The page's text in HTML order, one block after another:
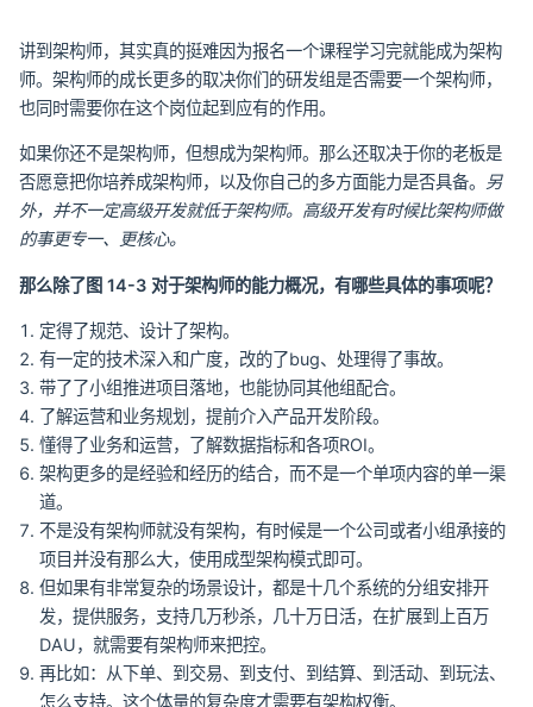
讲到架构师，其实真的挺难因为报名一个课程学习完就能成为架构
师。架构师的成长更多的取决你们的研发组是否需要一个架构师，
也同时需要你在这个岗位起到应有的作用。
如果你还不是架构师，但想成为架构师。那么还取决于你的老板是
否愿意把你培养成架构师，以及你自己的多方面能力是否具备。
另
外，并不一定高级开发就低于架构师。高级开发有时候比架构师做
的事更专一、更核心。
那么除了图 14-3 对于架构师的能力概况，有哪些具体的事项呢？
定得了规范、设计了架构。
有一定的技术深入和广度，改的了bug、处理得了事故。
带了了小组推进项目落地，也能协同其他组配合。
了解运营和业务规划，提前介入产品开发阶段。
懂得了业务和运营，了解数据指标和各项ROI。
架构更多的是经验和经历的结合，而不是一个单项内容的单一渠
道。
不是没有架构师就没有架构，有时候是一个公司或者小组承接的
项目并没有那么大，使用成型架构模式即可。
但如果有非常复杂的场景设计，都是十几个系统的分组安排开
发，提供服务，支持几万秒杀，几十万日活，在扩展到上百万
DAU，就需要有架构师来把控。
再比如：从下单、到交易、到支付、到结算、到活动、到玩法、
怎么支持。这个体量的复杂度才需要有架构权衡。